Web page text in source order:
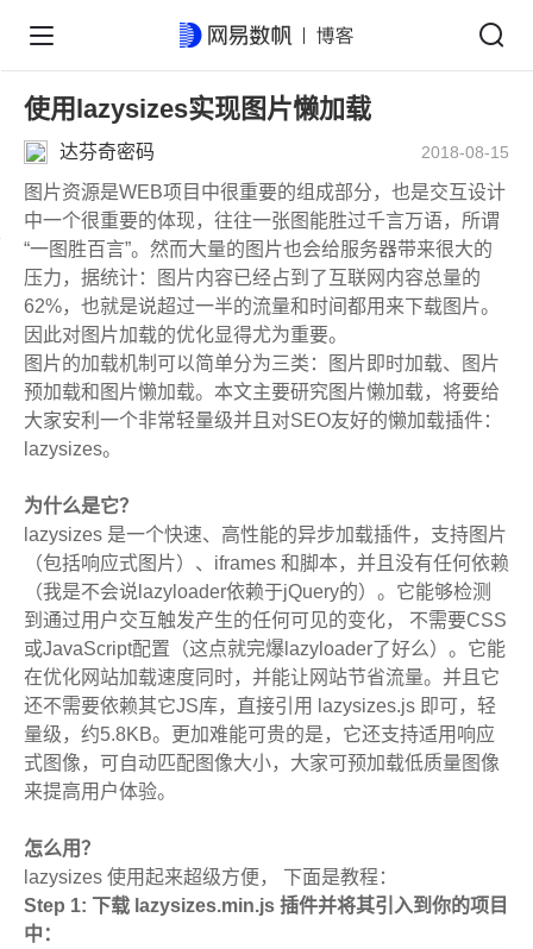
使用lazysizes实现图片懒加载
达芬奇密码 2018-08-15
图片资源是WEB项目中很重要的组成部分，也是交互设计
中一个很重要的体现，往往一张图能胜过千言万语，所谓
“一图胜百言”。然而大量的图片也会给服务器带来很大的
压力，据统计：图片内容已经占到了互联网内容总量的
62%，也就是说超过一半的流量和时间都用来下载图片。
因此对图片加载的优化显得尤为重要。
图片的加载机制可以简单分为三类：图片即时加载、图片
预加载和图片懒加载。本文主要研究图片懒加载，将要给
大家安利一个非常轻量级并且对SEO友好的懒加载插件：
lazysizes。
为什么是它？
lazysizes 是一个快速、高性能的异步加载插件，支持图片
（包括响应式图片）、iframes 和脚本，并且没有任何依赖
（我是不会说lazyloader依赖于jQuery的）。它能够检测
到通过用户交互触发产生的任何可见的变化， 不需要CSS
或JavaScript配置（这点就完爆lazyloader了好么）。它能
在优化网站加载速度同时，并能让网站节省流量。并且它
还不需要依赖其它JS库，直接引用 lazysizes.js 即可，轻
量级，约5.8KB。更加难能可贵的是，它还支持适用响应
式图像，可自动匹配图像大小，大家可预加载低质量图像
来提高用户体验。
怎么用？
lazysizes 使用起来超级方便， 下面是教程：
Step 1: 下载 lazysizes.min.js 插件并将其引入到你的项目
中：